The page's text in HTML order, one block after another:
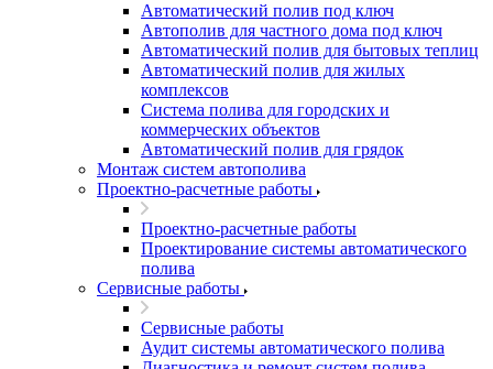
Автоматический полив под ключ
Автополив для частного дома под ключ
Автоматический полив для бытовых теплиц
Автоматический полив для жилых
комплексов
Система полива для городских и
коммерческих объектов
Автоматический полив для грядок
Монтаж систем автополива
Проектно-расчетные работы
Проектно-расчетные работы
Проектирование системы автоматического
полива
Сервисные работы
Сервисные работы
Аудит системы автоматического полива